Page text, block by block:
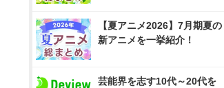
【夏アニメ2026】7月期夏の
新アニメを一挙紹介！
芸能界を志す10代～20代を